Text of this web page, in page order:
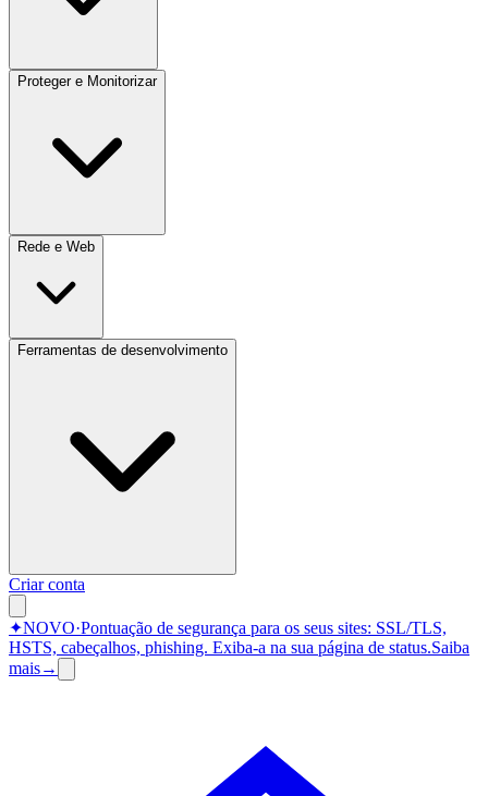
Proteger e Monitorizar
Rede e Web
Ferramentas de desenvolvimento
Criar conta
✦NOVO·Pontuação de segurança para os seus sites: SSL/TLS,
HSTS, cabeçalhos, phishing. Exiba-a na sua página de status.Saiba
mais→